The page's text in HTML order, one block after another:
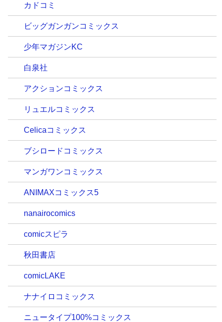
カドコミ
ビッグガンガンコミックス
少年マガジンKC
白泉社
アクションコミックス
リュエルコミックス
Celicaコミックス
ブシロードコミックス
マンガワンコミックス
ANIMAXコミックス5
nanairocomics
comicスピラ
秋田書店
comicLAKE
ナナイロコミックス
ニュータイプ100%コミックス